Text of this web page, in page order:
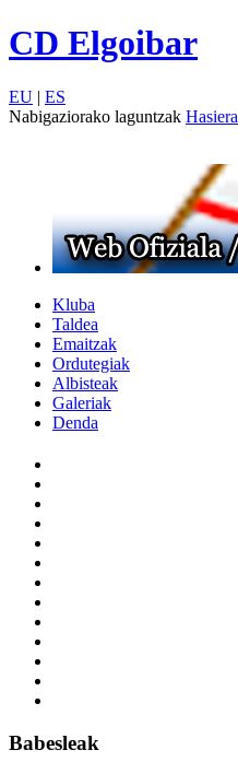
CD Elgoibar
EU | ES
Nabigaziorako laguntzak Hasiera
Kluba
Taldea
Emaitzak
Ordutegiak
Albisteak
Galeriak
Denda
Babesleak